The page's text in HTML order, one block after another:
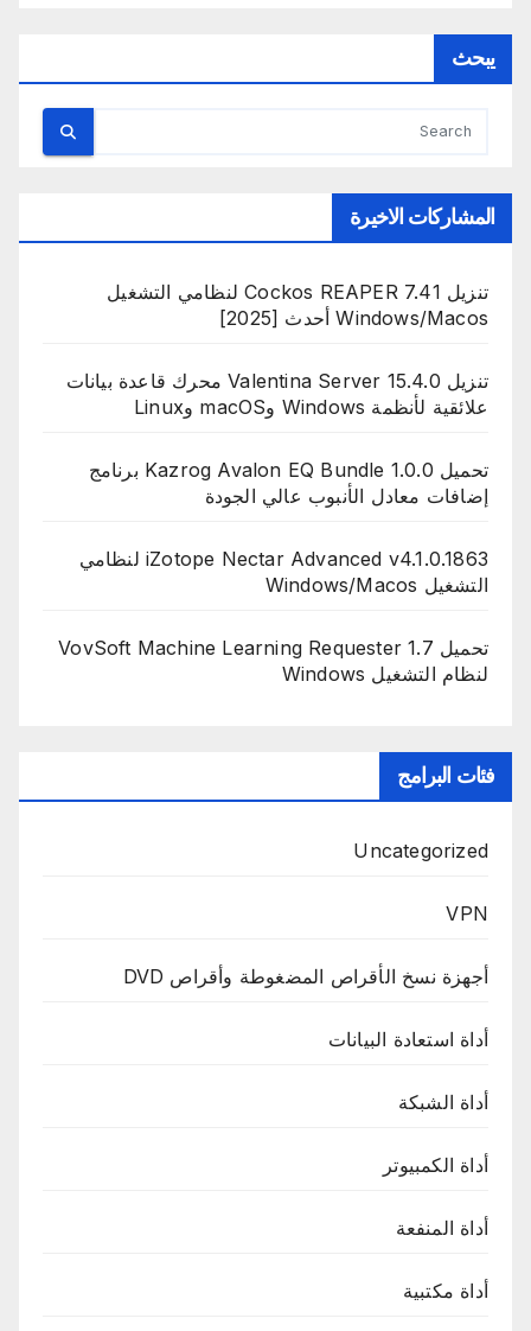
يبحث
المشاركات الاخيرة
تنزيل Cockos REAPER 7.41 لنظامي التشغيل
Windows/Macos أحدث [2025]
تنزيل Valentina Server 15.4.0 محرك قاعدة بيانات
علائقية لأنظمة Windows وmacOS وLinux
تحميل Kazrog Avalon EQ Bundle 1.0.0 برنامج
إضافات معادل الأنبوب عالي الجودة
iZotope Nectar Advanced v4.1.0.1863 لنظامي
التشغيل Windows/Macos
تحميل VovSoft Machine Learning Requester 1.7
لنظام التشغيل Windows
فئات البرامج
Uncategorized
VPN
أجهزة نسخ الأقراص المضغوطة وأقراص DVD
أداة استعادة البيانات
أداة الشبكة
أداة الكمبيوتر
أداة المنفعة
أداة مكتبية